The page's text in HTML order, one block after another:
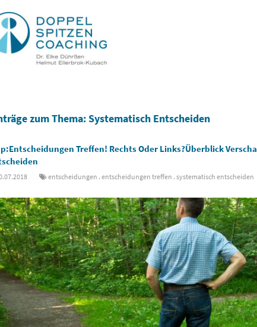
zum Thema: Systematisch Entscheiden
Treffen! Rechts Oder Links?Überblick
entscheidungen . entscheidungen treffen . systematisch entscheiden